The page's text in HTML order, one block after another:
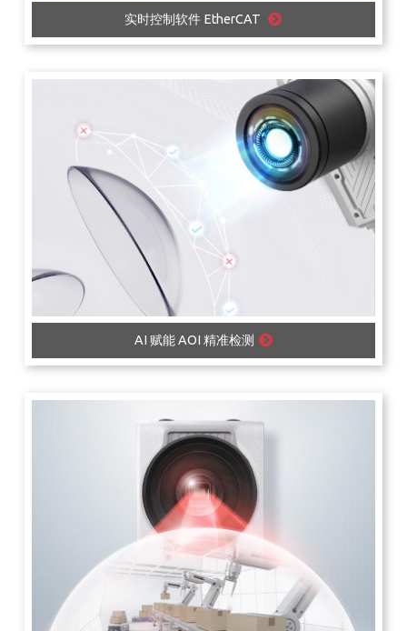
实时控制软件 EtherCAT
AI 赋能 AOI 精准检测